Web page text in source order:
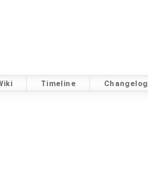
Timeline Changelog